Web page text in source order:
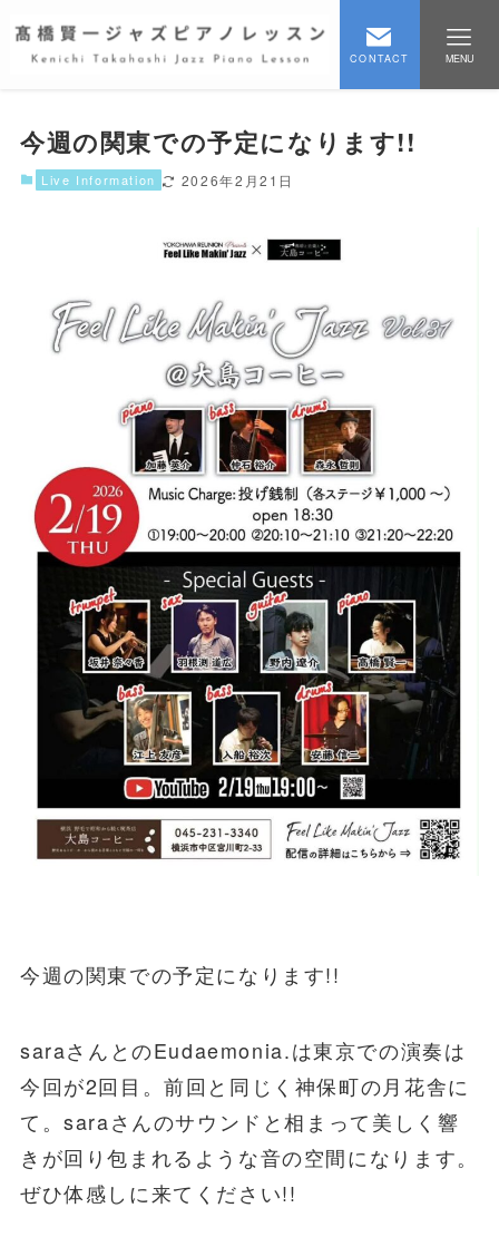
CONTACT MENU
今週の関東での予定になります!!
Live Information 2026年2月21日
今週の関東での予定になります!!
saraさんとのEudaemonia.は東京での演奏は
今回が2回目。前回と同じく神保町の月花舎に
て。saraさんのサウンドと相まって美しく響
きが回り包まれるような音の空間になります。
ぜひ体感しに来てください!!